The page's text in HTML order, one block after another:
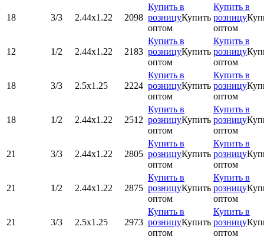
18 3/3 2.44х1.22 2098
Купить в
розницуКупить
оптом
Купить в
розницу
оптом
12 1/2 2.44х1.22 2183
Купить в
розницуКупить
оптом
Купить в
розницу
оптом
18 3/3 2.5х1.25 2224
Купить в
розницуКупить
оптом
Купить в
розницу
оптом
18 1/2 2.44х1.22 2512
Купить в
розницуКупить
оптом
Купить в
розницу
оптом
21 3/3 2.44х1.22 2805
Купить в
розницуКупить
оптом
Купить в
розницу
оптом
21 1/2 2.44х1.22 2875
Купить в
розницуКупить
оптом
Купить в
розницу
оптом
21 3/3 2.5х1.25 2973
Купить в
розницуКупить
оптом
Купить в
розницу
оптом